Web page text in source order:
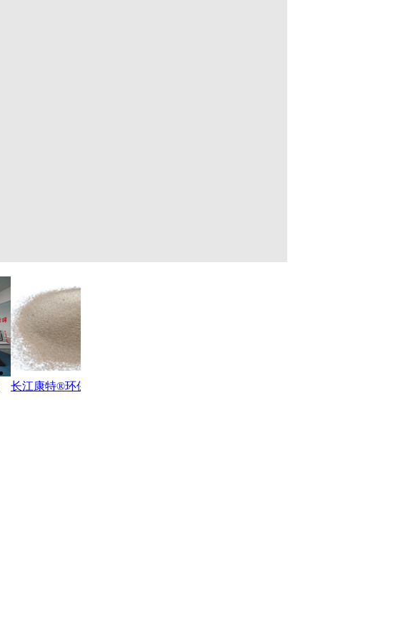
长江康特®环保型无氨砂